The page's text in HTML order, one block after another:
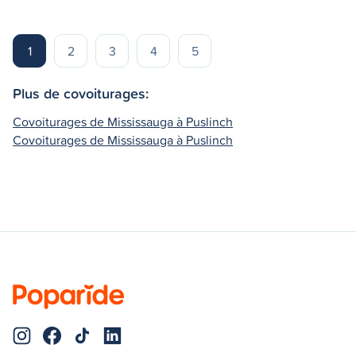
1 2 3 4 5
Plus de covoiturages:
Covoiturages de Mississauga à Puslinch
Covoiturages de Mississauga à Puslinch